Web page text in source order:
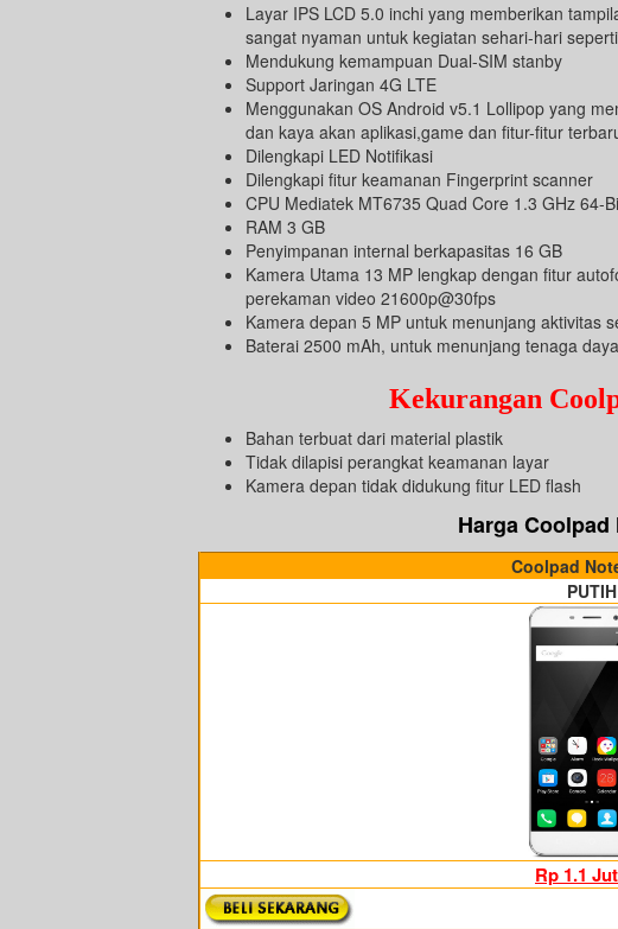
Layar IPS LCD 5.0 inchi yang memberikan
sangat nyaman untuk kegiatan sehari-hari
Mendukung kemampuan Dual-SIM stanby
Support Jaringan 4G LTE
Menggunakan OS Android v5.1 Lollipop yang
dan kaya akan aplikasi,game dan fitur-fitur
Dilengkapi LED Notifikasi
Dilengkapi fitur keamanan Fingerprint scanner
CPU Mediatek MT6735 Quad Core 1.3 GHz 64-
RAM 3 GB
Penyimpanan internal berkapasitas 16 GB
Kamera Utama 13 MP lengkap dengan fitur
perekaman video 21600p@30fps
Kamera depan 5 MP untuk menunjang aktivitas
Baterai 2500 mAh, untuk menunjang tenaga
Kekurangan
Bahan terbuat dari material plastik
Tidak dilapisi perangkat keamanan layar
Kamera depan tidak didukung fitur LED flash
HargaCoolpad
Coolpad
PUTIH
Rp 1.1